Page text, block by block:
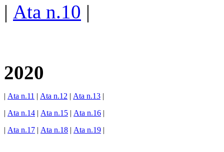
| Ata n.10 |
2020
| Ata n.11 | Ata n.12 | Ata n.13 |
| Ata n.14 | Ata n.15 | Ata n.16 |
| Ata n.17 | Ata n.18 | Ata n.19 |